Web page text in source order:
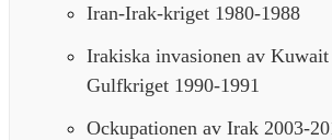
Iran-Irak-kriget 1980-1988
Irakiska invasionen av
Gulfkriget 1990-1991
Ockupationen av Irak 2003-